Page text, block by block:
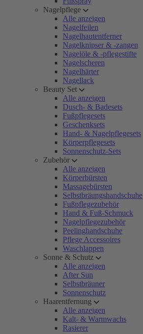
Nagelpflege
Alle anzeigen
Nagelfeilen
Nagelhautentferner
Nagelknipser & -zangen
Nagelöle & -pflegestifte
Nagelscheren
Nagelhärter
Nagellack
Beauty Set
Alle anzeigen
Dusch- & Badesets
Fußpflegesets
Geschenksets
Hand- & Nagelpflegesets
Körperpflegesets
Sonnenschutz-Sets
Zubehör
Alle anzeigen
Körperbürsten
Massagebürsten
Selbstbräungshandschuhe
Fußpflegezubehör
Hand & Fuß-Schmuck
Nagelpflegezubehör
Peelinghandschuhe
Pflege Accessoires
Waschlappen
Sonne & Schutz
Alle anzeigen
After Sun
Selbstbräuner
Sonnenschutz
Haarentfernung
Alle anzeigen
Kalt- & Warmwachs
Rasierer